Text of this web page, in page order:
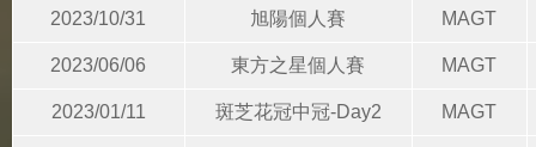
2023/10/31 旭陽個人賽 MAGT
2023/06/06 東方之星個人賽 MAGT
2023/01/11 斑芝花冠中冠-Day2 MAGT